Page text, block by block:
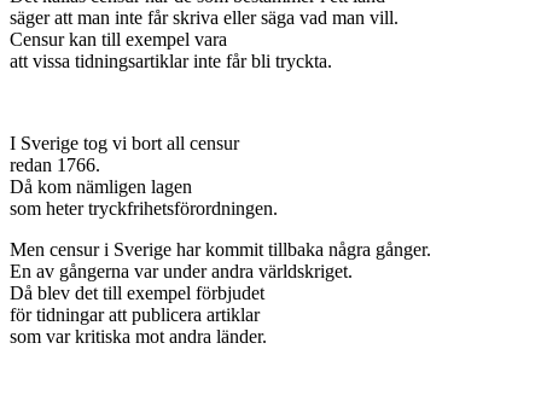
säger att man inte får skriva eller säga vad man vill.
Censur kan till exempel vara
att vissa tidningsartiklar inte får bli tryckta.
I Sverige tog vi bort all censur
redan 1766.
Då kom nämligen lagen
som heter tryckfrihetsförordningen.
Men censur i Sverige har kommit tillbaka några gånger.
En av gångerna var under andra världskriget.
Då blev det till exempel förbjudet
för tidningar att publicera artiklar
som var kritiska mot andra länder.